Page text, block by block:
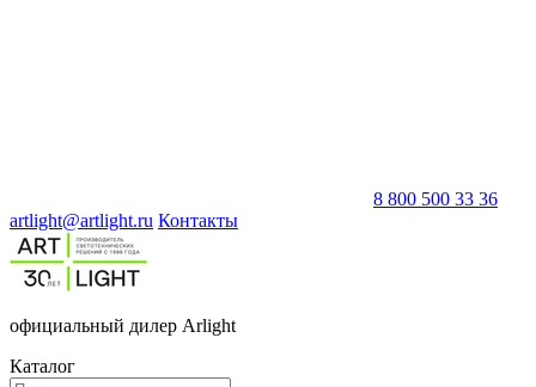
8 800 500 33 36
artlight@artlight.ru Контакты
официальный дилер Arlight
Каталог